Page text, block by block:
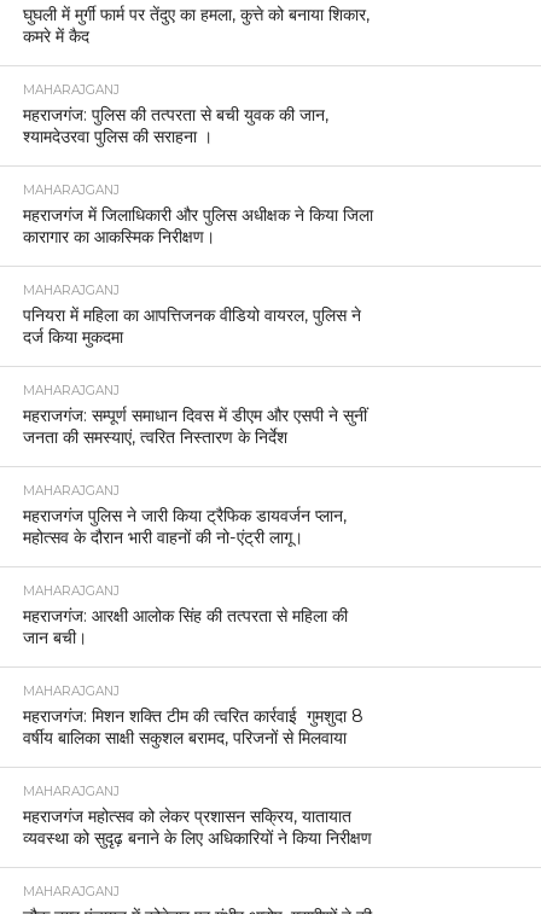
घुघली में मुर्गी फार्म पर तेंदुए का हमला, कुत्ते को बनाया शिकार,
कमरे में कैद
MAHARAJGANJ
महराजगंज: पुलिस की तत्परता से बची युवक की जान,
श्यामदेउरवा पुलिस की सराहना ।
MAHARAJGANJ
महराजगंज में जिलाधिकारी और पुलिस अधीक्षक ने किया जिला
कारागार का आकस्मिक निरीक्षण।
MAHARAJGANJ
पनियरा में महिला का आपत्तिजनक वीडियो वायरल, पुलिस ने
दर्ज किया मुकदमा
MAHARAJGANJ
महराजगंज: सम्पूर्ण समाधान दिवस में डीएम और एसपी ने सुनीं
जनता की समस्याएं, त्वरित निस्तारण के निर्देश
MAHARAJGANJ
महराजगंज पुलिस ने जारी किया ट्रैफिक डायवर्जन प्लान,
महोत्सव के दौरान भारी वाहनों की नो-एंट्री लागू।
MAHARAJGANJ
महराजगंज: आरक्षी आलोक सिंह की तत्परता से महिला की
जान बची।
MAHARAJGANJ
महराजगंज: मिशन शक्ति टीम की त्वरित कार्रवाई गुमशुदा 8
वर्षीय बालिका साक्षी सकुशल बरामद, परिजनों से मिलवाया
MAHARAJGANJ
महराजगंज महोत्सव को लेकर प्रशासन सक्रिय, यातायात
व्यवस्था को सुदृढ़ बनाने के लिए अधिकारियों ने किया निरीक्षण
MAHARAJGANJ